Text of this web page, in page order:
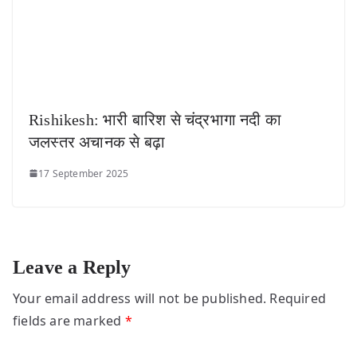
Rishikesh: भारी बारिश से चंद्रभागा नदी का
जलस्तर अचानक से बढ़ा
17 September 2025
Leave a Reply
Your email address will not be published. Required
fields are marked *